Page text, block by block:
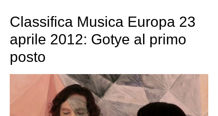
Classifica Musica Europa 23
aprile 2012: Gotye al primo
posto